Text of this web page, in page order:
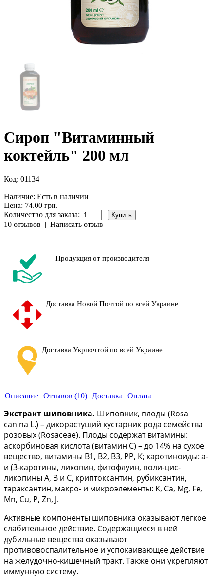
Сироп "Витаминный
коктейль" 200 мл
Код: 01134
Наличие: Есть в наличии
Цена: 74.00 грн.
Количество для заказа:
10 отзывов | Написать отзыв
Продукция от производителя
Доставка Новой Почтой по всей Украине
Доставка Укрпочтой по всей Украине
Описание Отзывов (10) Доставка Оплата
Экстракт шиповника. Шиповник, плоды (Rosa
canina L.) – дикорастущий кустарник рода семейства
розовых (Rosaceae). Плоды содержат витамины:
аскорбиновая кислота (витамин С) – до 14% на сухое
вещество, витамины В1, В2, ВЗ, PP, К; каротиноиды: а-
и (3-каротины, ликопин, фитофлуин, поли-цис-
ликопины А, В и С, криптоксантин, рубиксантин,
тараксантин, макро- и микроэлементы: K, Са, Mg, Fe,
Mn, Cu, P, Zn, J.
Активные компоненты шиповника оказывают легкое
слабительное действие. Содержащиеся в ней
дубильные вещества оказывают
противовоспалительное и успокаивающее действие
на желудочно-кишечный тракт. Также они укрепляют
иммунную систему.